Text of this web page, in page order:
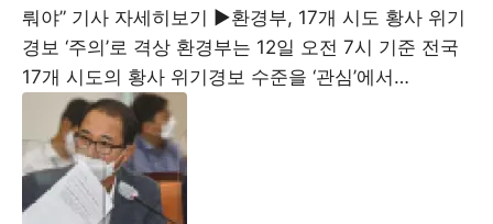
뤄야” 기사 자세히보기 ▶환경부, 17개 시도 황사 위기
경보 ‘주의’로 격상 환경부는 12일 오전 7시 기준 전국
17개 시도의 황사 위기경보 수준을 ‘관심’에서…